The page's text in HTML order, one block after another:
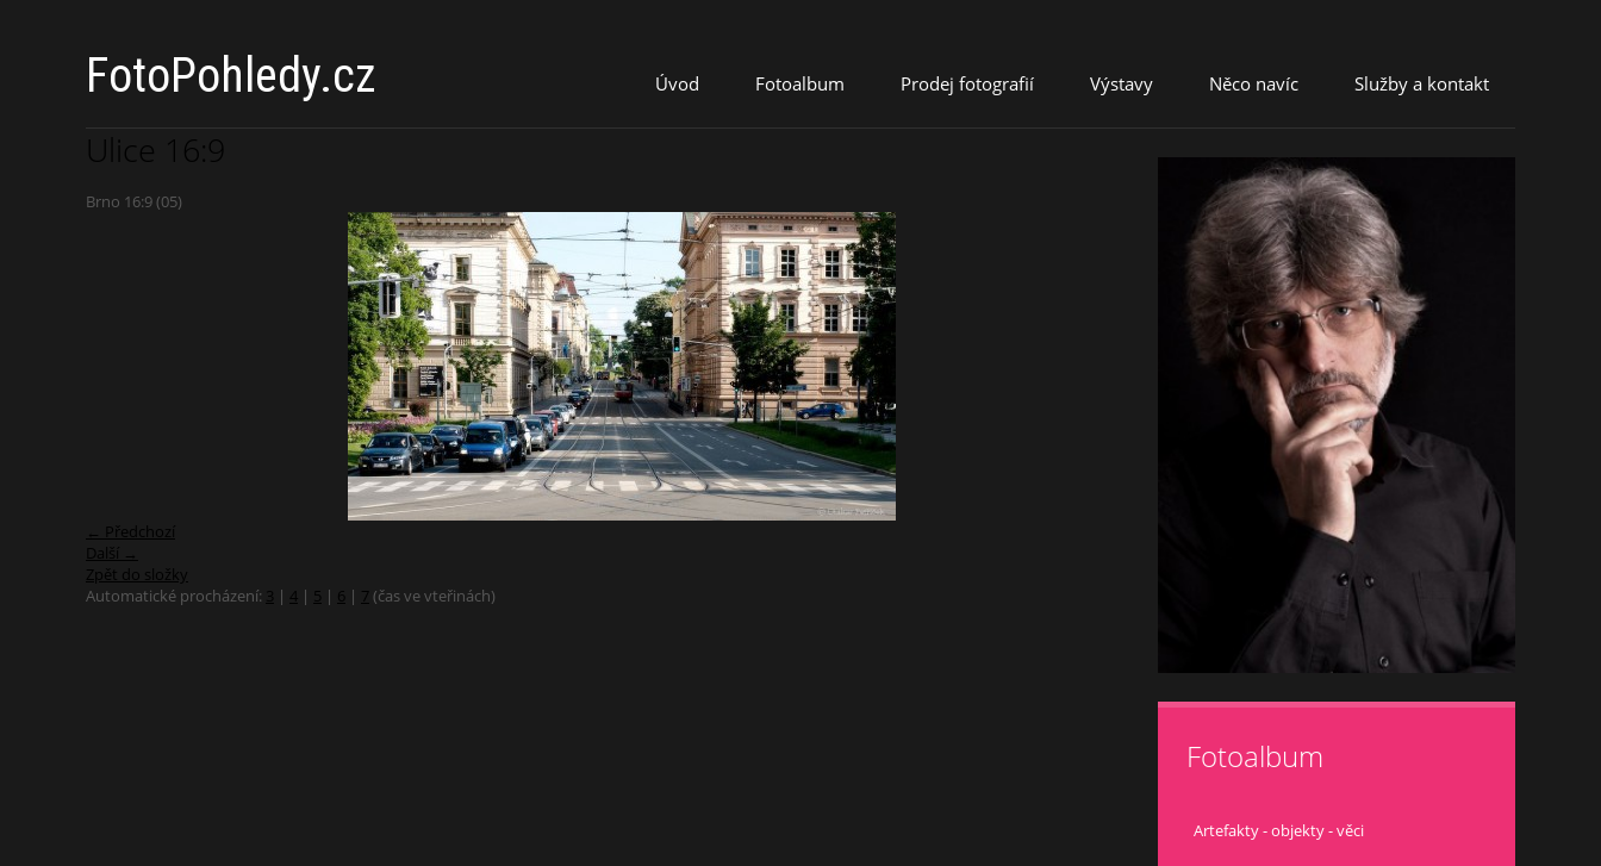
FotoPohledy.cz Úvod Fotoalbum Prodej fotografií Výstavy Něco navíc Služby a kontakt
Ulice 16:9
Brno 16:9 (05)
← Předchozí
Další →
Zpět do složky
Automatické procházení: 3 | 4 | 5 | 6 | 7 (čas ve vteřinách)
Fotoalbum
Artefakty - objekty - věci